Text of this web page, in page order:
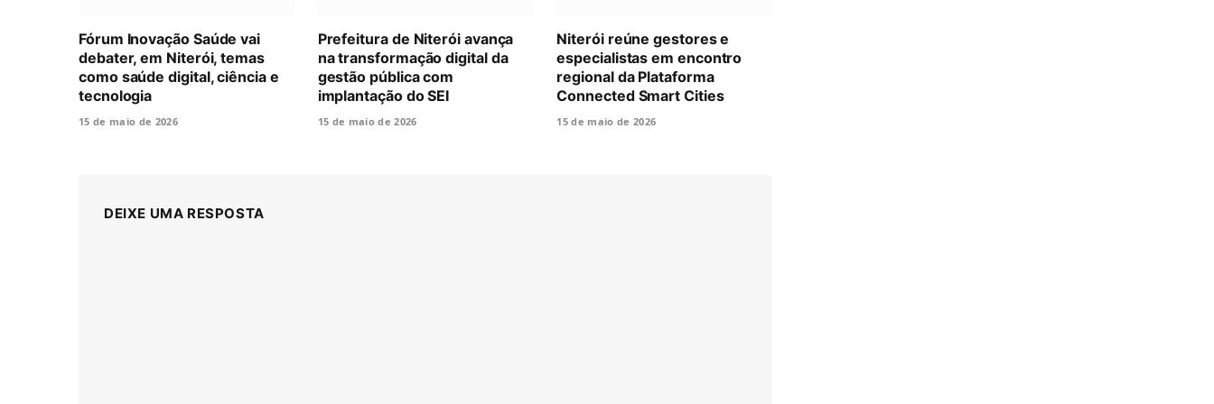
Fórum Inovação Saúde vai
debater, em Niterói, temas
como saúde digital, ciência e
tecnologia
15 de maio de 2026
Prefeitura de Niterói avança
na transformação digital da
gestão pública com
implantação do SEI
15 de maio de 2026
Niterói reúne gestores e
especialistas em encontro
regional da Plataforma
Connected Smart Cities
15 de maio de 2026
DEIXE UMA RESPOSTA